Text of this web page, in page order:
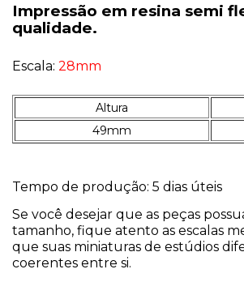
Impressão em resina semi
qualidade.
Escala: 28mm
Altura
49mm
Tempo de produção: 5 dias úteis
Se você desejar que as peças
tamanho, fique atento as escalas
que suas miniaturas de estúdios
coerentes entre si.